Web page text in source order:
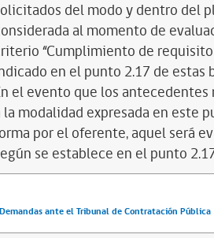
del modo y dentro del
al momento de
“Cumplimiento de
en el punto 2.17 de estas
el evento que los
la modalidad expresada en este
por el oferente, aquel será
se establece en el punto
ante el Tribunal de Contratación Pública